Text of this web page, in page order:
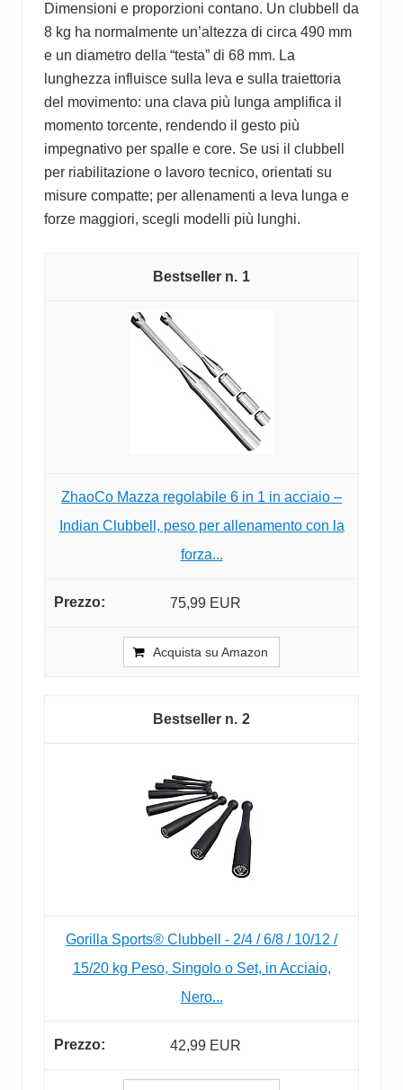
Dimensioni e proporzioni contano. Un clubbell da
8 kg ha normalmente un’altezza di circa 490 mm
e un diametro della “testa” di 68 mm. La
lunghezza influisce sulla leva e sulla traiettoria
del movimento: una clava più lunga amplifica il
momento torcente, rendendo il gesto più
impegnativo per spalle e core. Se usi il clubbell
per riabilitazione o lavoro tecnico, orientati su
misure compatte; per allenamenti a leva lunga e
forze maggiori, scegli modelli più lunghi.
1
ZhaoCo Mazza regolabile 6 in 1 in acciaio –
Indian Clubbell, peso per allenamento con la
forza...
75,99 EUR
Acquista su Amazon
2
Gorilla Sports® Clubbell - 2/4 / 6/8 / 10/12 /
15/20 kg Peso, Singolo o Set, in Acciaio,
Nero...
42,99 EUR